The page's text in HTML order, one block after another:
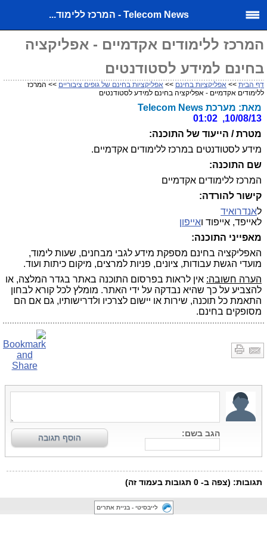
Telecom News - המרכז ללימוד...
המרכז ללימודים אקדמיים - אפליקציה
בחינם למידע לסטודנטים
דף הבית >> אפליקציות בחינם >> אפליקציות בחינם של גופים ציבוריים >> המרכז
ללימודים אקדמיים - אפליקציה בחינם למידע לסטודנטים
מאת: מערכת Telecom News
10/08/13, 01:02
מטרת / הייעוד של התוכנה:
מידע לסטודנטים במרכז ללימודים אקדמיים.
שם התוכנה:
המרכז ללימודים אקדמיים
קישור להורדה:
לאנדרואיד
לאייפד, אייפוד ואייפון
מאפייני התוכנה:
האפליקציה בחינם מספקת מידע לגבי מבחנים, שעות לימוד,
מועדי הגשת עבודות, ציונים, פניות למרצים, מיקום כיתות ועוד.
הערה חשובה: אין לראות בפרסום התוכנה באתר בגדר המלצה, או
להצביע על כך שהיא נבדקה על ידי האתר. מומלץ לכל קורא לבחון
התאמת כל תוכנה, שירות או יישום לצרכיו ולדרישותיו, גם אם הם
מסופקים בחינם.
לייבסיטי - בניית אתרים